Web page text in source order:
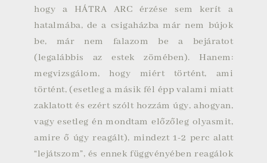
hogy a HÁTRA ARC érzése sem kerít a
hatalmába, de a csigaházba már nem bújok
be, már nem falazom be a bejáratot
(legalábbis az estek zömében). Hanem:
megvizsgálom, hogy miért történt, ami
történt, (esetleg a másik fél épp valami miatt
zaklatott és ezért szólt hozzám úgy, ahogyan,
vagy esetleg én mondtam előzőleg olyasmit,
amire ő úgy reagált), mindezt 1-2 perc alatt
“lejátszom”, és ennek függvényében reagálok